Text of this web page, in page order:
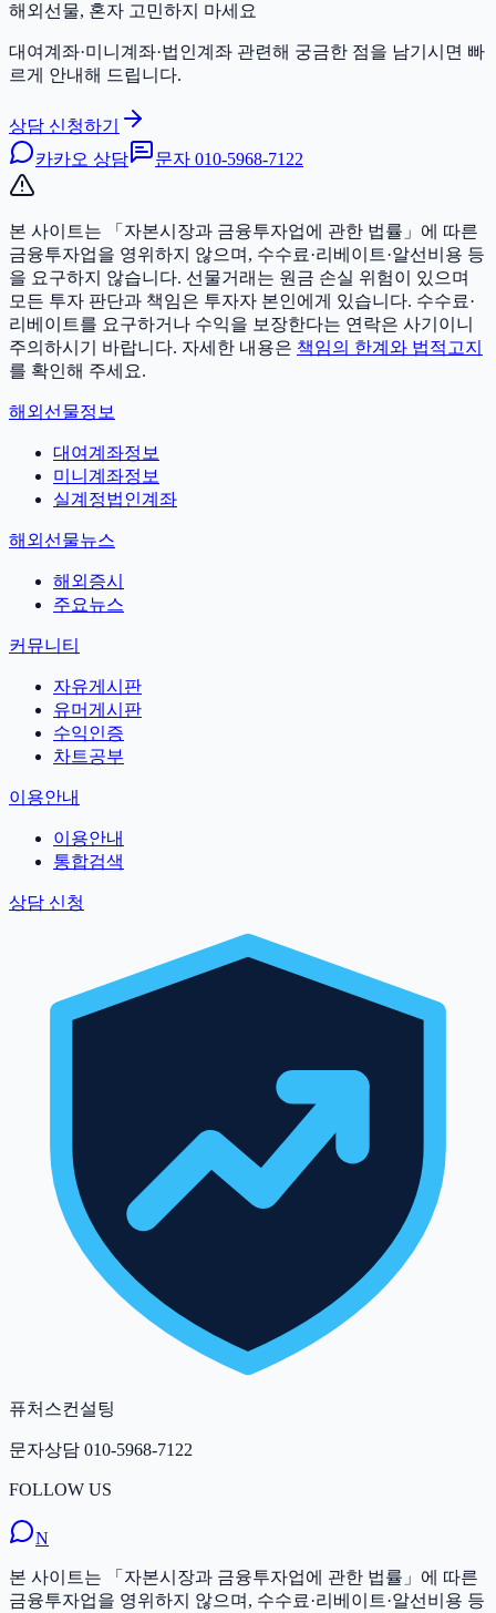
해외선물, 혼자 고민하지 마세요
대여계좌·미니계좌·법인계좌 관련해 궁금한 점을 남기시면 빠
르게 안내해 드립니다.
상담 신청하기
카카오 상담
문자 010-5968-7122
본 사이트는 「자본시장과 금융투자업에 관한 법률」에 따른
금융투자업을 영위하지 않으며, 수수료·리베이트·알선비용 등
을 요구하지 않습니다. 선물거래는 원금 손실 위험이 있으며
모든 투자 판단과 책임은 투자자 본인에게 있습니다. 수수료·
리베이트를 요구하거나 수익을 보장한다는 연락은 사기이니
주의하시기 바랍니다. 자세한 내용은 책임의 한계와 법적고지
를 확인해 주세요.
해외선물정보
대여계좌정보
미니계좌정보
실계정법인계좌
해외선물뉴스
해외증시
주요뉴스
커뮤니티
자유게시판
유머게시판
수익인증
차트공부
이용안내
이용안내
통합검색
상담 신청
퓨처스컨설팅
문자상담 010-5968-7122
FOLLOW US
N
본 사이트는 「자본시장과 금융투자업에 관한 법률」에 따른
금융투자업을 영위하지 않으며, 수수료·리베이트·알선비용 등